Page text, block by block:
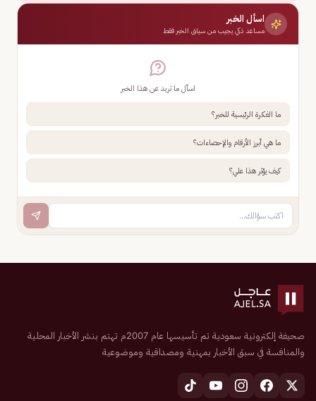
اسأل الخبر
مساعد ذكي يجيب من سياق الخبر فقط
اسأل ما تريد عن هذا الخبر
ما الفكرة الرئيسية للخبر؟
ما هي أبرز الأرقام والإحصاءات؟
كيف يؤثر هذا علي؟
صحيفة إلكترونية سعودية تم تأسيسها عام 2007م تهتم بنشر الأخبار المحلية
والمنافسة في سبق الأخبار بمهنية ومصداقية وموضوعية